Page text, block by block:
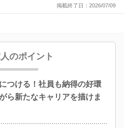
掲載終了日：2026/07/09
のポイント
つける！社員も納得の好環
ら新たなキャリアを描けま